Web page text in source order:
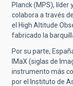
Planck (MPS), líder
colabora a través
el High Altitude
fabricado la
Por su parte,
IMaX (siglas de
instrumento más
por el Instituto de